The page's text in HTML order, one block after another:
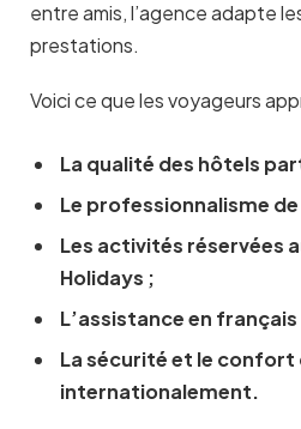
entre amis, l’agence adapte
prestations.
Voici ce que les voyageurs
La qualité des hôtels
Le professionnalisme de
Les activités réservées
Holidays ;
L’assistance en
La sécurité et le confort
internationalement.